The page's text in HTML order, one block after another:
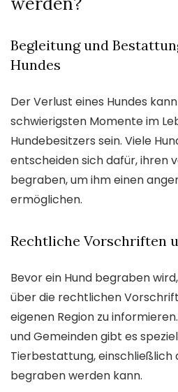
Begleitung und
Hundes
Der Verlust eines Hundes
schwierigsten Momente im
Hundebesitzers sein. Viele
entscheiden sich dafür, ihren
begraben, um ihm einen
ermöglichen.
Rechtliche Vorschriften
Bevor ein Hund begraben
über die rechtlichen
eigenen Region zu
und Gemeinden gibt es
Tierbestattung, einschließlich
begraben werden kann.